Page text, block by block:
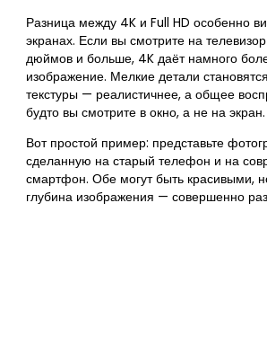
Разница между 4K и Full HD особенно
экранах. Если вы смотрите на
дюймов и больше, 4K даёт намного
изображение. Мелкие детали
текстуры — реалистичнее, а общее
будто вы смотрите в окно, а не на экран.
Вот простой пример: представьте
сделанную на старый телефон и на
смартфон. Обе могут быть красивыми,
глубина изображения — совершенно